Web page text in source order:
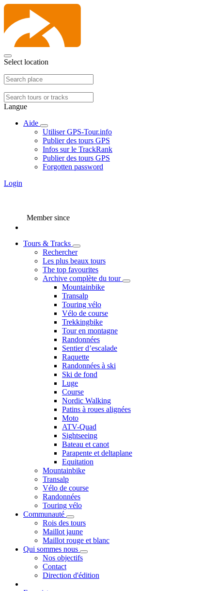
Select location
Langue
Aide
Utiliser GPS-Tour.info
Publier des tours GPS
Infos sur le TrackRank
Publier des tours GPS
Forgotten password
Login
Member since
Tours & Tracks
Rechercher
Les plus beaux tours
The top favourites
Archive complète du tour
Mountainbike
Transalp
Touring vélo
Vélo de course
Trekkingbike
Tour en montagne
Randonnées
Sentier d’escalade
Raquette
Randonnées à ski
Ski de fond
Luge
Course
Nordic Walking
Patins à roues alignées
Moto
ATV-Quad
Sightseeing
Bateau et canot
Parapente et deltaplane
Equitation
Mountainbike
Transalp
Vélo de course
Randonnées
Touring vélo
Communauté
Rois des tours
Maillot jaune
Maillot rouge et blanc
Qui sommes nous
Nos objectifs
Contact
Direction d'édition